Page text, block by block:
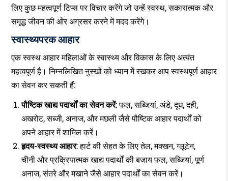
लिए कुछ महत्वपूर्ण टिप्स पर विचार करेंगे जो उन्हें स्वस्थ, सकारात्मक और
समृद्ध जीवन की ओर अग्रसर करने में मदद करेंगे।
स्वास्थ्यपरक आहार
एक स्वस्थ आहार महिलाओं के स्वास्थ्य और विकास के लिए अत्यंत
महत्वपूर्ण है। निम्नलिखित नुस्खों को ध्यान में रखकर आप स्वस्थपूर्ण आहार
का सेवन कर सकती हैं:
पौष्टिक खाद्य पदार्थों का सेवन करें: फल, सब्जियां, अंडे, दूध, दही,
अखरोट, सब्जी, अनाज, और मछली जैसे पौष्टिक आहार पदार्थों को
अपने आहार में शामिल करें।
हृदय-स्वस्थ्य आहार: हार्ट की सेहत के लिए तेल, मक्खन, ग्लूटेन,
चीनी और प्रक्रियात्मक खाद्य पदार्थों की बजाय फल, सब्जियां, पूर्ण
अनाज, संतरे और मखाने जैसे आहार पदार्थों का सेवन करें।